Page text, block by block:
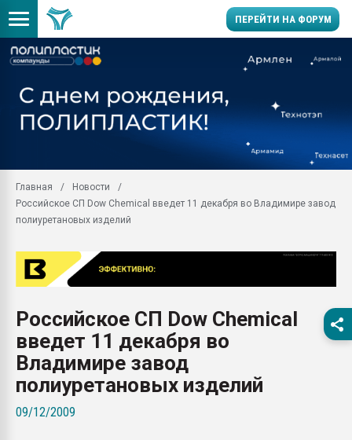
ПЕРЕЙТИ НА ФОРУМ
заводу пластмасс"
первый план в
28.07.2026
ситуацией на
бутылок
Главная
Новости
Российское СП Dow Chemical введет 11 декабря во Владимире завод
полиуретановых изделий
Российское СП Dow Chemical
введет 11 декабря во
Владимире завод
полиуретановых изделий
09/12/2009